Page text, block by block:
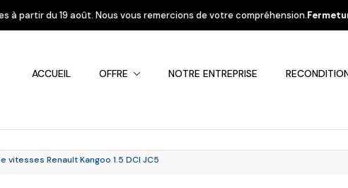
vous remercions de votre compréhension.Fermeture d’étéNous vous
ACCUEIL OFFRE NOTRE ENTREPRISE
vitesses Renault Kangoo 1.5 DCI JC5